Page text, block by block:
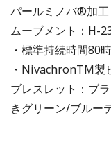
パールミノバ®加工
ムーブメント：H-
・標準持続時間80
・NivachronTM製
ブレスレット：ブ
きグリーン/ブルー